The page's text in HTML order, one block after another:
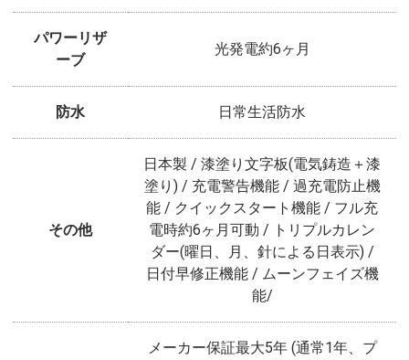
パワーリザ
ーブ
光発電約6ヶ月
防水 日常生活防水
その他
日本製 / 漆塗り文字板(電気鋳造＋漆
塗り) / 充電警告機能 / 過充電防止機
能 / クイックスタート機能 / フル充
電時約6ヶ月可動 / トリプルカレン
ダー(曜日、月、針による日表示) /
日付早修正機能 / ムーンフェイズ機
能/
メーカー保証最大5年 (通常1年、プ